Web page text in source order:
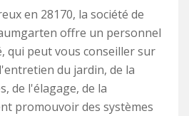
en 28170, la société de
offre un personnel
qui peut vous conseiller sur
du jardin, de la
de l'élagage, de la
promouvoir des systèmes